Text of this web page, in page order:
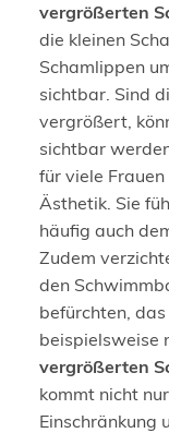
vergrößerten
die kleinen
Schamlippen
sichtbar. Sind
vergrößert,
sichtbar
für viele
Ästhetik. Sie
häufig auch
Zudem
den
befürchten,
beispielsweise
vergrößerten
kommt nicht
Einschränkung